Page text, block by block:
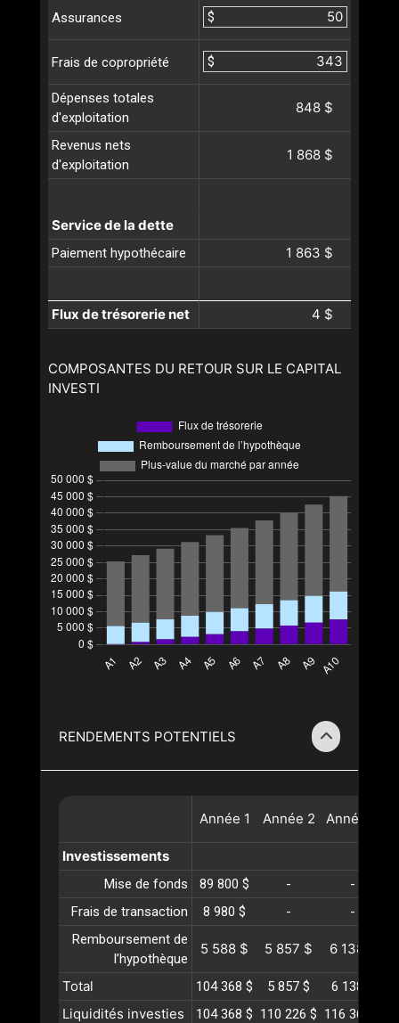
Assurances $
Frais de copropriété $
Dépenses totales
d'exploitation
848 $
Revenus nets
d'exploitation
1 868 $
Service de la dette
Paiement hypothécaire 1 863 $
Flux de trésorerie net 4 $
COMPOSANTES DU RETOUR SUR LE CAPITAL
INVESTI
RENDEMENTS POTENTIELS
Année 1 Année 2 Année
Investissements
Mise de fonds 89 800 $ -
-
Frais de transaction
8 980 $ -
-
Remboursement de
l’hypothèque
5 588 $ 5 857 $ 6 138 $
Total 104 368 $ 5 857 $ 6 138 $
Liquidités investies 104 368 $ 110 226 $ 116 365 $